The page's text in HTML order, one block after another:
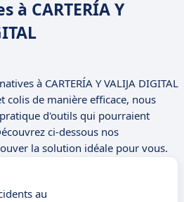
à CARTERÍA Y
à CARTERÍA Y VALIJA DIGITAL
colis de manière efficace, nous
d'outils qui pourraient
ci-dessous nos
la solution idéale pour vous.
au